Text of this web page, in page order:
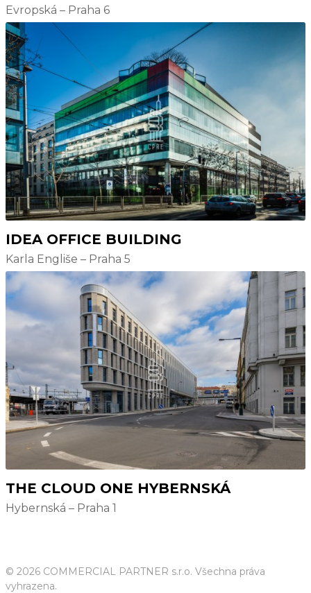
Evropská – Praha 6
IDEA OFFICE BUILDING
Karla Engliše – Praha 5
THE CLOUD ONE HYBERNSKÁ
Hybernská – Praha 1
© 2026 COMMERCIAL PARTNER s.r.o. Všechna práva
vyhrazena.